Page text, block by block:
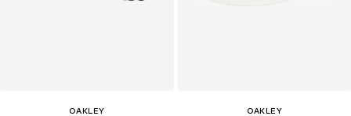
OAKLEY OAKLEY